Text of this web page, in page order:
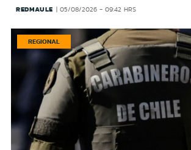
REDMAULE 05/08/2026 - 09:42 HRS
REGIONAL